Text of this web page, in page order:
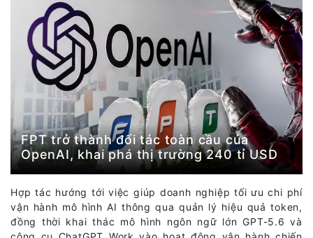
FPT trở thành đối tác toàn cầu của
OpenAI, khai phá thị trường 240 tỉ USD
Hợp tác hướng tới việc giúp doanh nghiệp tối ưu chi phí
vận hành mô hình AI thông qua quản lý hiệu quả token,
đồng thời khai thác mô hình ngôn ngữ lớn GPT-5.6 và